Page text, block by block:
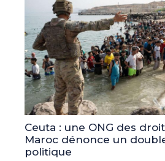
Ceuta : une ONG des
Maroc dénonce un
politique